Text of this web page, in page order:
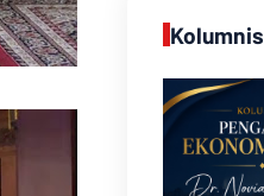
Kolumnis